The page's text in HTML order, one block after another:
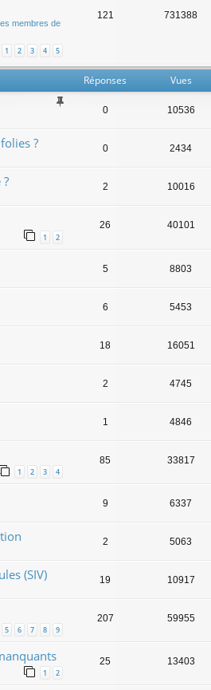
membres de
1 2 3 4 5
121 731388
Réponses Vues
0 10536
? 0 2434
2 10016
1 2
26 40101
5 8803
6 5453
18 16051
2 4745
1 4846
1 2 3 4
85 33817
9 6337
2 5063
(SIV) 19 10917
5 6 7 8 9
207 59955
1 2
25 13403